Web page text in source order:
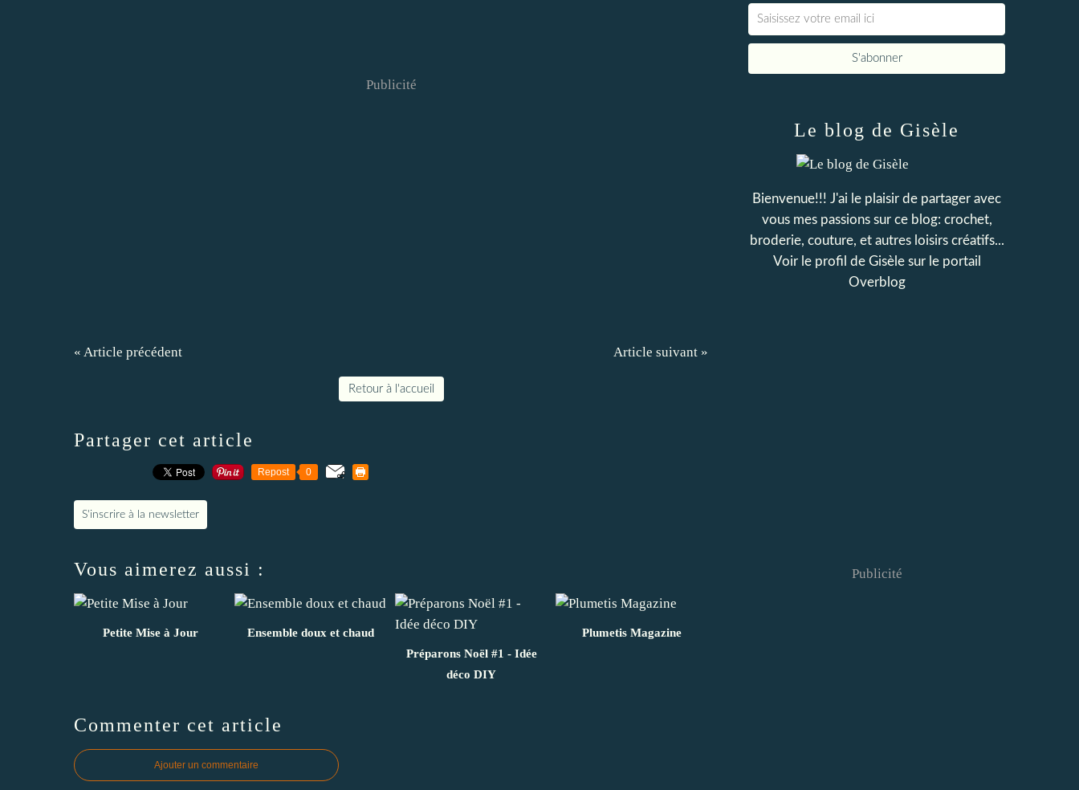
Publicité
« Article précédent Article suivant »
Retour à l'accueil
Partager cet article
Repost 0
S'inscrire à la newsletter
Vous aimerez aussi :
Petite Mise à Jour
Ensemble doux et chaud
Préparons Noël #1 - Idée
déco DIY
Plumetis Magazine
Commenter cet article
Ajouter un commentaire
Le blog de Gisèle
Bienvenue!!! J'ai le plaisir de partager avec
vous mes passions sur ce blog: crochet,
broderie, couture, et autres loisirs créatifs...
Voir le profil de Gisèlesur le portail
Overblog
Publicité